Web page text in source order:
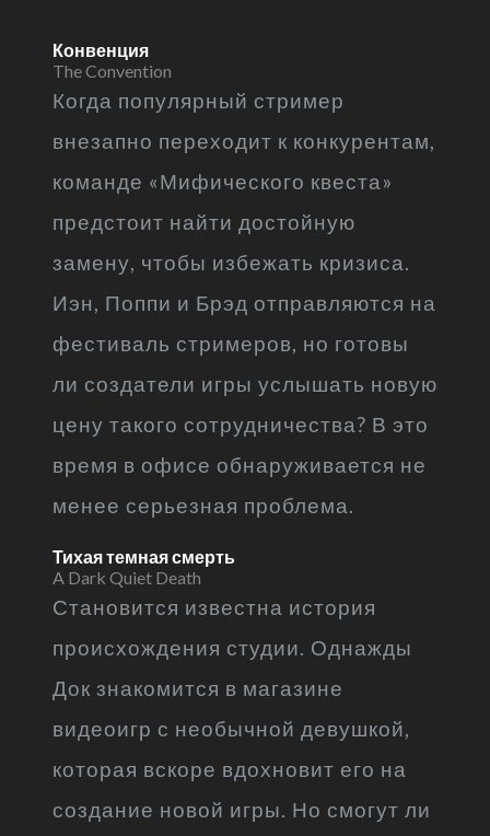
Конвенция
The Convention
Когда популярный стример
внезапно переходит к конкурентам,
команде «Мифического квеста»
предстоит найти достойную
замену, чтобы избежать кризиса.
Иэн, Поппи и Брэд отправляются на
фестиваль стримеров, но готовы
ли создатели игры услышать новую
цену такого сотрудничества? В это
время в офисе обнаруживается не
менее серьезная проблема.
Тихая темная смерть
A Dark Quiet Death
Становится известна история
происхождения студии. Однажды
Док знакомится в магазине
видеоигр с необычной девушкой,
которая вскоре вдохновит его на
создание новой игры. Но смогут ли